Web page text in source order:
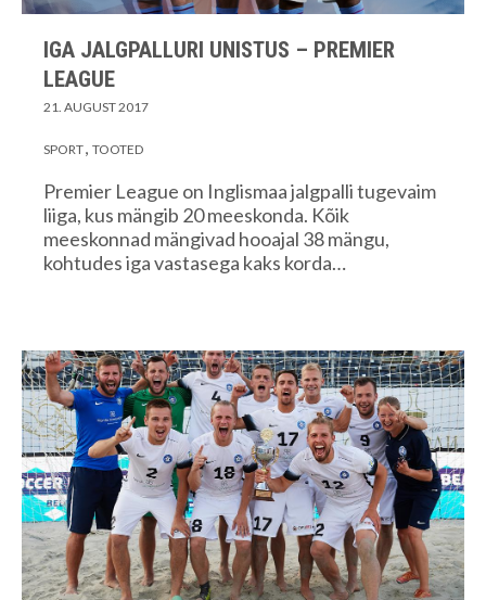
IGA JALGPALLURI UNISTUS – PREMIER
LEAGUE
21. AUGUST 2017
SPORT TOOTED
Premier League on Inglismaa jalgpalli tugevaim
liiga, kus mängib 20 meeskonda. Kõik
meeskonnad mängivad hooajal 38 mängu,
kohtudes iga vastasega kaks korda…